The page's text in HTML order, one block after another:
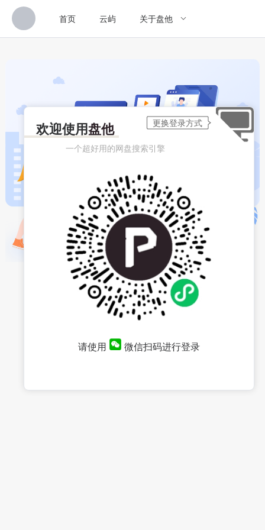
首页 云屿 关于盘他
欢迎使用盘他
一个超好用的网盘搜索引擎
请使用 微信扫码进行登录